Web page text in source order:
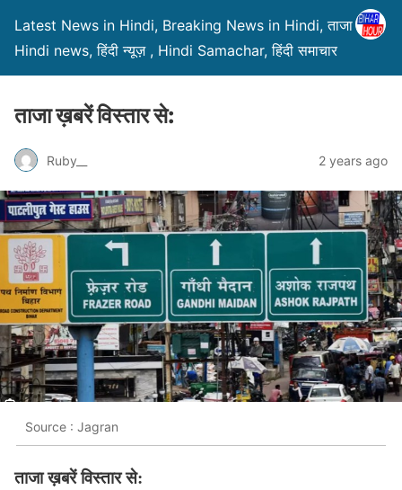
Latest News in Hindi, Breaking News in Hindi, ताजा ख़बरें,
Hindi news, हिंदी न्यूज़ , Hindi Samachar, हिंदी समाचार
ताजा ख़बरें विस्तार से:
Ruby__ 2 years ago
Source : Jagran
ताजा ख़बरें विस्तार से: